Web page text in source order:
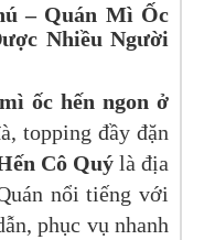
– Quán Mì Ốc
Nhiều Người
mì ốc hến ngon ở
topping đầy đặn
Cô Quý là địa
nổi tiếng với
phục vụ nhanh